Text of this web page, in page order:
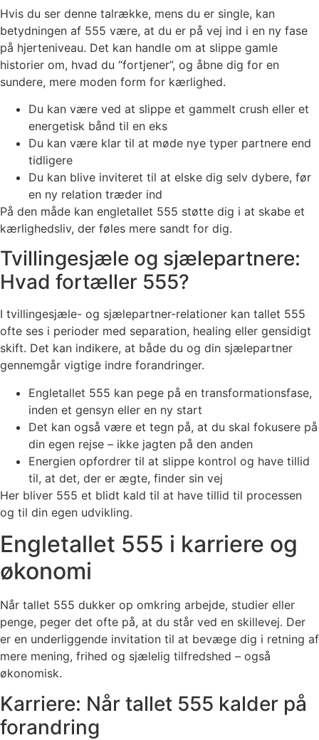
Hvis du ser denne talrække, mens du er single, kan
betydningen af 555 være, at du er på vej ind i en ny fase
på hjerteniveau. Det kan handle om at slippe gamle
historier om, hvad du “fortjener”, og åbne dig for en
sundere, mere moden form for kærlighed.
Du kan være ved at slippe et gammelt crush eller et
energetisk bånd til en eks
Du kan være klar til at møde nye typer partnere end
tidligere
Du kan blive inviteret til at elske dig selv dybere, før
en ny relation træder ind
På den måde kan engletallet 555 støtte dig i at skabe et
kærlighedsliv, der føles mere sandt for dig.
Tvillingesjæle og sjælepartnere:
Hvad fortæller 555?
I tvillingesjæle- og sjælepartner-relationer kan tallet 555
ofte ses i perioder med separation, healing eller gensidigt
skift. Det kan indikere, at både du og din sjælepartner
gennemgår vigtige indre forandringer.
Engletallet 555 kan pege på en transformationsfase,
inden et gensyn eller en ny start
Det kan også være et tegn på, at du skal fokusere på
din egen rejse – ikke jagten på den anden
Energien opfordrer til at slippe kontrol og have tillid
til, at det, der er ægte, finder sin vej
Her bliver 555 et blidt kald til at have tillid til processen
og til din egen udvikling.
Engletallet 555 i karriere og
økonomi
Når tallet 555 dukker op omkring arbejde, studier eller
penge, peger det ofte på, at du står ved en skillevej. Der
er en underliggende invitation til at bevæge dig i retning af
mere mening, frihed og sjælelig tilfredshed – også
økonomisk.
Karriere: Når tallet 555 kalder på
forandring